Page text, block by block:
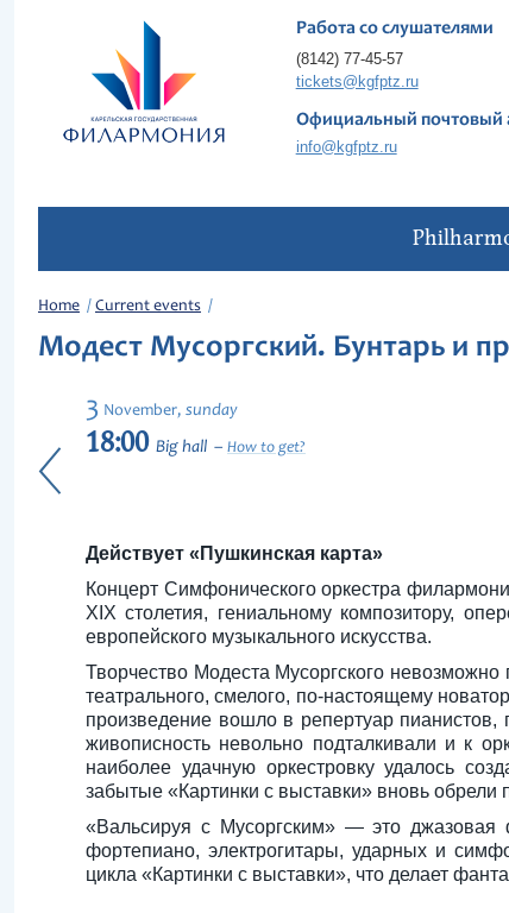
Работа со слушателями
(8142) 77-45-57
tickets@kgfptz.ru
Официальный почтовый
info@kgfptz.ru
Home Current events
Модест Мусоргский. Бунтарь и
3 November, sunday
18:00 Big hall How to get?
Действует «Пушкинская карта»
Концерт Симфонического оркестра
XIX столетия, гениальному композитору,
европейского музыкального искусства.
Творчество Модеста Мусоргского
театрального, смелого, по-настоящему
произведение вошло в репертуар
живописность невольно подталкивали и к
наиболее удачную оркестровку удалось
забытые «Картинки с выставки» вновь обрели
«Вальсируя с Мусоргским» — это джазовая
фортепиано, электрогитары, ударных и
цикла «Картинки с выставки», что делает